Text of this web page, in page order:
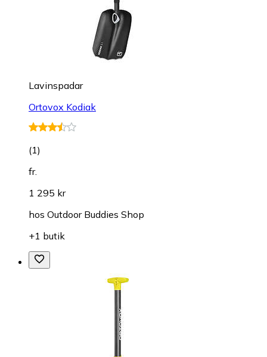
Lavinspadar
Ortovox Kodiak
(1)
fr.
1 295 kr
hos Outdoor Buddies Shop
+1 butik